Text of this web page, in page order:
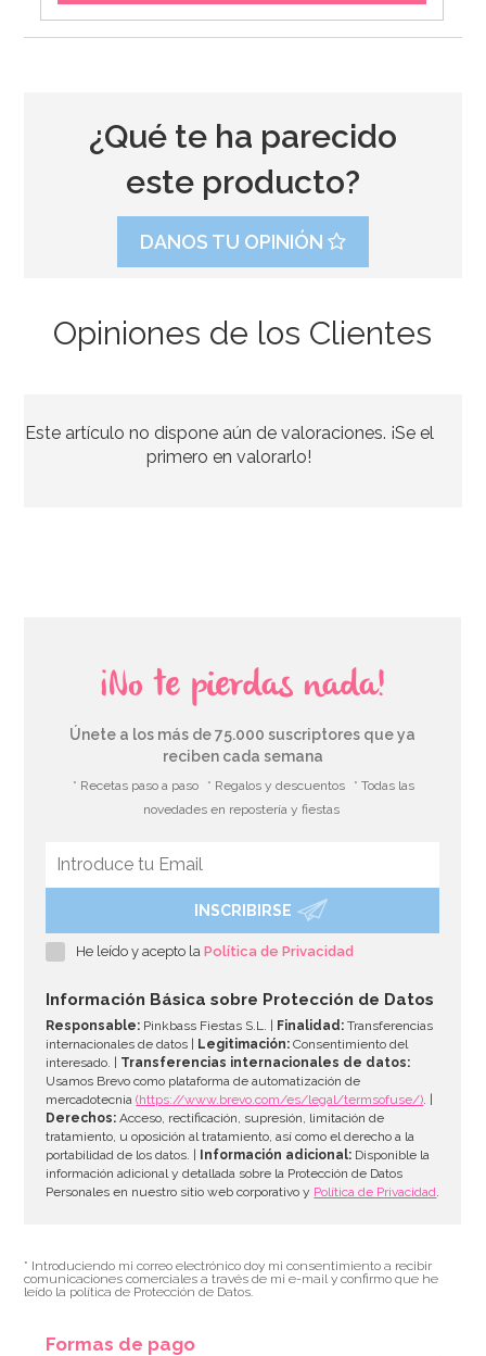
2,20€
Extracto de Vainilla Bourbon de Madagascar con
Semillas 75 ml
AÑADIR
¿Qué te ha parecido
este producto?
DANOS TU OPINIÓN
Opiniones de los Clientes
Este artículo no dispone aún de valoraciones. ¡Se el
primero en valorarlo!
¡No te pierdas nada!
Únete a los más de 75.000 suscriptores que ya
reciben cada semana
* Recetas paso a paso * Regalos y descuentos
* Todas las
novedades en repostería y fiestas
INSCRIBIRSE
He leído y acepto laPolítica de Privacidad
Información Básica sobre Protección de Datos
Responsable: Pinkbass Fiestas S.L. | Finalidad: Transferencias
internacionales de datos |
Legitimación: Consentimiento del
interesado. | Transferencias internacionales de datos:
Usamos Brevo como plataforma de automatización de
mercadotecnia(https://www.brevo.com/es/legal/termsofuse/). |
Derechos: Acceso, rectificación, supresión, limitación de
tratamiento, u oposición al tratamiento, así como el derecho a la
portabilidad de los datos. |
Información adicional: Disponible la
información adicional y detallada sobre la Protección de Datos
Personales en nuestro sitio web corporativo y Política de Privacidad.
* Introduciendo mi correo electrónico doy mi consentimiento a recibir
comunicaciones comerciales a través de mi e-mail y confirmo que he
leído la política de Protección de Datos.
Formas de pago